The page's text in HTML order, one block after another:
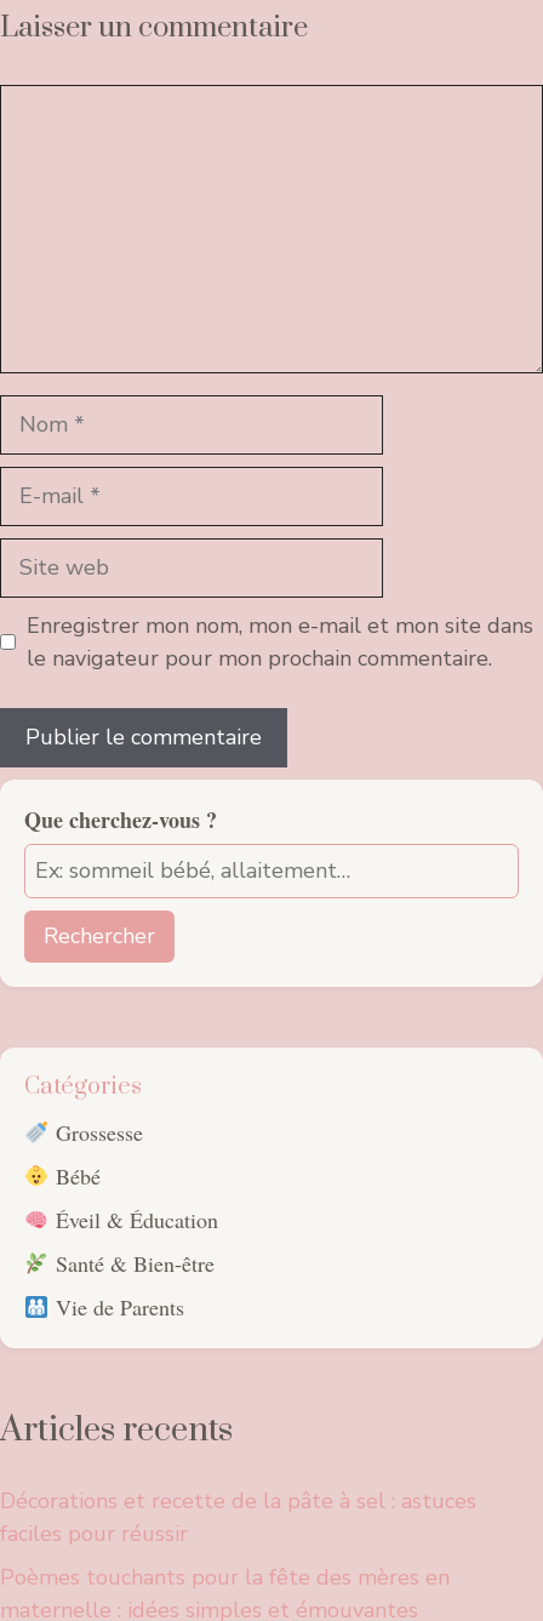
Laisser un commentaire
Nom
Site
Enregistrer mon nom, mon e-mail et mon site dans
le navigateur pour mon prochain commentaire.
Que cherchez-vous ?
Rechercher
Catégories
Grossesse
Bébé
Éveil & Éducation
Santé & Bien-être
Vie de Parents
Articles recents
Décorations et recette de la pâte à sel : astuces
faciles pour réussir
Poèmes touchants pour la fête des mères en
maternelle : idées simples et émouvantes